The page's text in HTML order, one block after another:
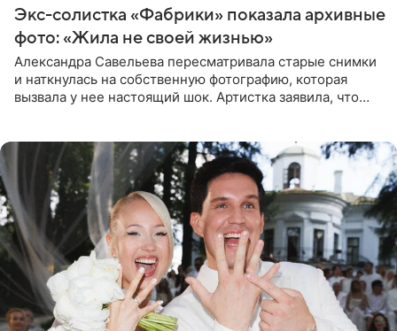
Экс-солистка «Фабрики» показала архивные
фото: «Жила не своей жизнью»
Александра Савельева пересматривала старые снимки
и наткнулась на собственную фотографию, которая
вызвала у нее настоящий шок. Артистка заявила, что